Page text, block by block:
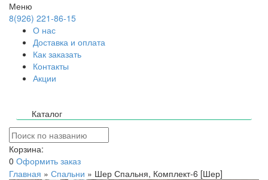
Меню
8(926) 221-86-15
О нас
Доставка и оплата
Как заказать
Контакты
Акции
Каталог
Корзина:
0 Оформить заказ
Главная » Спальни » Шер Спальня, Комплект-6 [Шер]